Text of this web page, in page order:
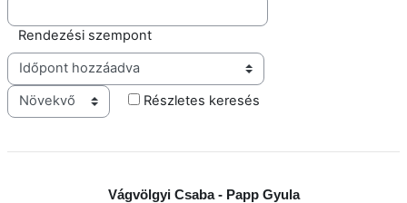
Rendezési szempont
Részletes keresés
Vágvölgyi Csaba - Papp Gyula